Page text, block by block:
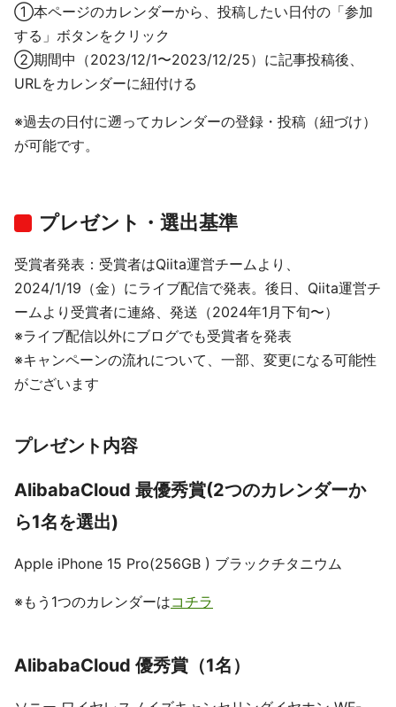
①本ページのカレンダーから、投稿したい日付の「参加
する」ボタンをクリック
②期間中（2023/12/1〜2023/12/25）に記事投稿後、
URLをカレンダーに紐付ける
※過去の日付に遡ってカレンダーの登録・投稿（紐づけ）
が可能です。
プレゼント・選出基準
受賞者発表：受賞者はQiita運営チームより、
2024/1/19（金）にライブ配信で発表。後日、Qiita運営チ
ームより受賞者に連絡、発送（2024年1月下旬〜）
※ライブ配信以外にブログでも受賞者を発表
※キャンペーンの流れについて、一部、変更になる可能性
がございます
プレゼント内容
AlibabaCloud 最優秀賞(2つのカレンダーか
ら1名を選出)
Apple iPhone 15 Pro(256GB ) ブラックチタニウム
※もう1つのカレンダーはコチラ
AlibabaCloud 優秀賞（1名）